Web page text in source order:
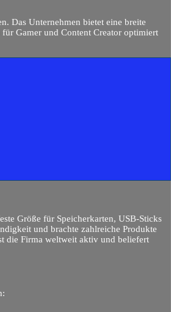
Das Unternehmen bietet eine breite
Gamer und Content Creator optimiert
Größe für Speicherkarten, USB-Sticks
und brachte zahlreiche Produkte
die Firma weltweit aktiv und beliefert